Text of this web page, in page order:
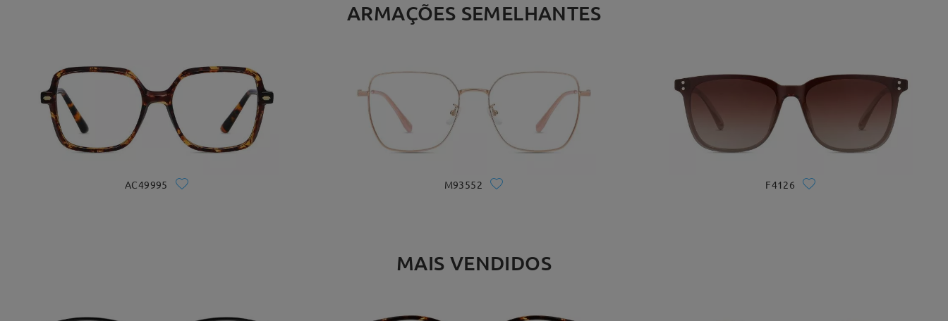
ARMAÇÕES SEMELHANTES
AC49995 M93552 F4126
MAIS VENDIDOS